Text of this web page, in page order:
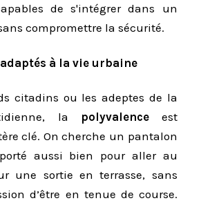
de s'intégrer dans un
compromettre la sécurité.
à la vie urbaine
citadins ou les adeptes de la
la
polyvalenceest
clé. On cherche un pantalon
aussi bien pour aller au
une sortie en terrasse, sans
d’être en tenue de course.